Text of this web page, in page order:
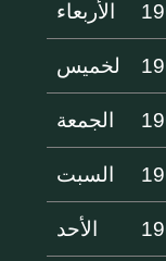
الأربعاء
لخميس
الجمعة
السبت
الأحد